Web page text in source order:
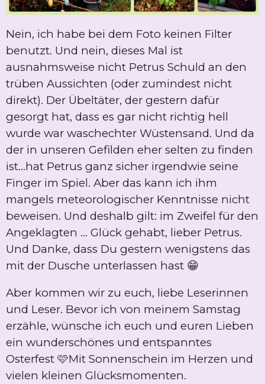
Nein, ich habe bei dem Foto keinen Filter
benutzt. Und nein, dieses Mal ist
ausnahmsweise nicht Petrus Schuld an den
trüben Aussichten (oder zumindest nicht
direkt). Der Übeltäter, der gestern dafür
gesorgt hat, dass es gar nicht richtig hell
wurde war waschechter Wüstensand. Und da
der in unseren Gefilden eher selten zu finden
ist...hat Petrus ganz sicher irgendwie seine
Finger im Spiel. Aber das kann ich ihm
mangels meteorologischer Kenntnisse nicht
beweisen. Und deshalb gilt: im Zweifel für den
Angeklagten ... Glück gehabt, lieber Petrus.
Und Danke, dass Du gestern wenigstens das
mit der Dusche unterlassen hast 😁
Aber kommen wir zu euch, liebe Leserinnen
und Leser. Bevor ich von meinem Samstag
erzähle, wünsche ich euch und euren Lieben
ein wunderschönes und entspanntes
Osterfest 🩷Mit Sonnenschein im Herzen und
vielen kleinen Glücksmomenten.